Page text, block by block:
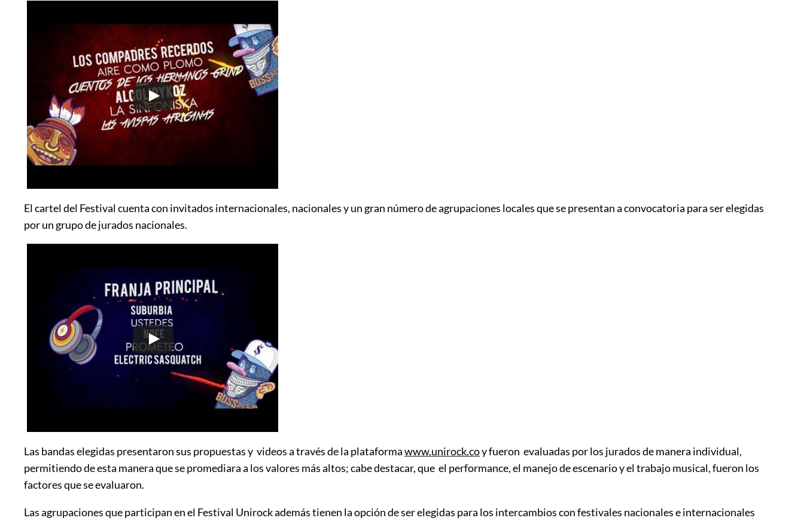
El cartel del Festival cuenta con invitados internacionales, nacionales y un gran número de agrupaciones locales que se presentan a convocatoria para ser elegidas
por un grupo de jurados nacionales.
Las bandas elegidas presentaron sus propuestas y videos a través de la plataformawww.unirock.coy fueron evaluadas por los jurados de manera individual,
permitiendo de esta manera que se promediara a los valores más altos; cabe destacar, que el performance, el manejo de escenario y el trabajo musical, fueron los
factores que se evaluaron.
Las agrupaciones que participan en el Festival Unirockademás tienen la opción de ser elegidas para los intercambios con festivales nacionales e internacionales